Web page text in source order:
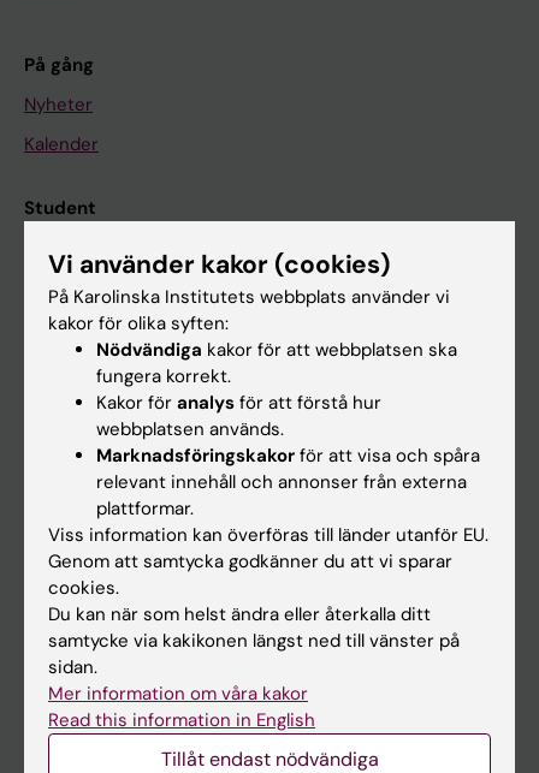
På gång
Nyheter
Kalender
Student
Ladok
Canvas
Schema
Studentmejlen
Kurs- och programwebbar
Student på KI
Medarbetare
Medarbetarportalen
Kontakta och besök KI
Universitetsbiblioteket
Stöd forskning och utbildning
Vi använder kakor (cookies)
På Karolinska Institutets webbplats använder vi
kakor för olika syften:
Nödvändiga kakor för att webbplatsen ska
fungera korrekt.
Kakor för analys för att förstå hur
webbplatsen används.
Marknadsföringskakor för att visa och spåra
relevant innehåll och annonser från externa
plattformar.
Viss information kan överföras till länder utanför EU.
Genom att samtycka godkänner du att vi sparar
cookies.
Du kan när som helst ändra eller återkalla ditt
samtycke via kakikonen längst ned till vänster på
sidan.
Mer information om våra kakor
Read this information in English
Tillåt endast nödvändiga